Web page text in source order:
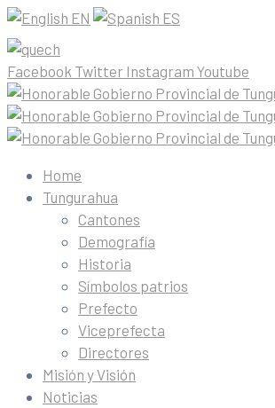
EN ES
Facebook Twitter Instagram Youtube
Home
Tungurahua
Cantones
Demografía
Historia
Símbolos patrios
Prefecto
Viceprefecta
Directores
Misión y Visión
Noticias